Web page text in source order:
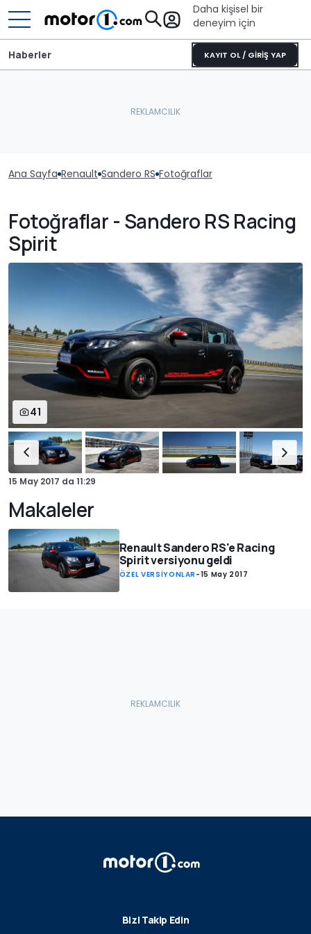
Daha kişisel bir
deneyim için
KAYIT OL / GİRİŞ YAP
Haberler
Ana Sayfa Renault Sandero RS Fotoğraflar
Fotoğraflar - Sandero RS Racing
Spirit
41
15 May 2017 da 11:29
Makaleler
Renault Sandero RS'e Racing
Spirit versiyonu geldi
ÖZEL VERSİYONLAR -15 May 2017
Bizi Takip Edin